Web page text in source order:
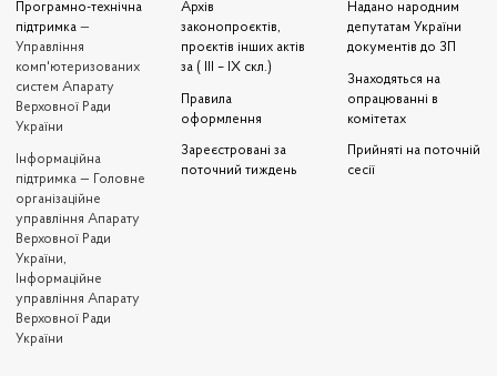
Програмно-технічна
підтримка —
Управління
комп'ютеризованих
систем Апарату
Верховної Ради
України
Iнформаційна
підтримка — Головне
організаційне
управління Апарату
Верховної Ради
України,
Інформаційне
управління Апарату
Верховної Ради
України
Архів
законопроєктів,
проєктів інших актів
за ( III – IX скл.)
Правила
оформлення
Зареєстровані за
поточний тиждень
Надано народним
депутатам України
документів до ЗП
Знаходяться на
опрацюванні в
комітетах
Прийняті на поточній
сесії